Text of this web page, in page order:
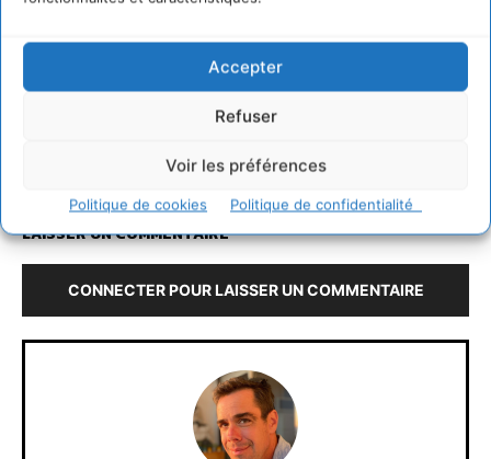
Accepter
Refuser
Voir les préférences
Politique de cookies Politique de confidentialité
recherche et à l’amélioration des politiques publiques.
Elle popularise les idées politiques et les grands enjeux
du monde contemporain.
http://climateweek.wordpress.com/
LAISSER UN COMMENTAIRE
CONNECTER POUR LAISSER UN COMMENTAIRE